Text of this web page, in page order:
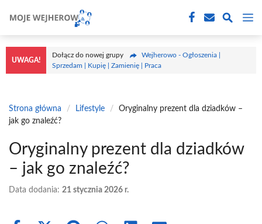
treści
UWAGA!
Dołącz do nowej grupy
Wejherowo - Ogłoszenia |
Sprzedam | Kupię | Zamienię | Praca
Strona główna / Lifestyle /
Oryginalny prezent dla dziadków –
jak go znaleźć?
Oryginalny prezent dla dziadków
– jak go znaleźć?
Data dodania: 21 stycznia 2026 r.